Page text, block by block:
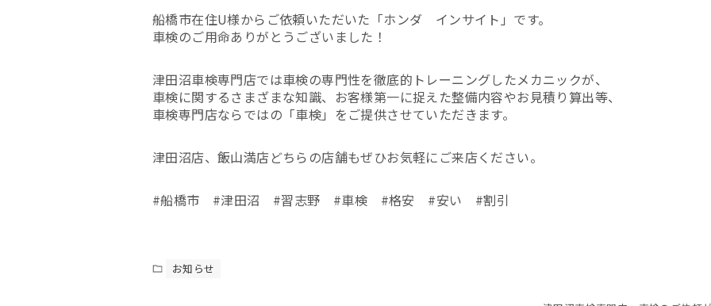
船橋市在住U様からご依頼いただいた「ホンダ インサイト」です。
車検のご用命ありがとうございました！
津田沼車検専門店では車検の専門性を徹底的トレーニングしたメカニックが、
車検に関するさまざまな知識、お客様第一に捉えた整備内容やお見積り算出等、
車検専門店ならではの「車検」をご提供させていただきます。
津田沼店、飯山満店どちらの店舗もぜひお気軽にご来店ください。
#船橋市 #津田沼 #習志野 #車検 #格安 #安い #割引
お知らせ